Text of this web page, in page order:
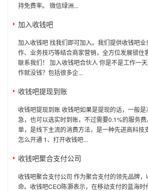
持免费率。 微信绿洲...
加入收钱吧
加入收钱吧 找我们即可加入。我们提供收钱吧
作、业务技巧等结合商家营销，全方位发展锁住
联系我们！ 加入收钱吧合伙人 你是不是工作一
作就没钱？包括很多企...
收钱吧提现到账
收钱吧提现到账 收钱吧如果是提现的话，一般
急，也可以选实时到账，不过需要0.1%的服务
单，是线下主流的消费方法，是一种先进高科技
怎么开通 1、打开收钱吧...
收钱吧聚合支付公司
收钱吧聚合支付公司 作为聚合支付的领先品牌
命。收钱吧CEO陈灏表示，在移动支付的蓝海